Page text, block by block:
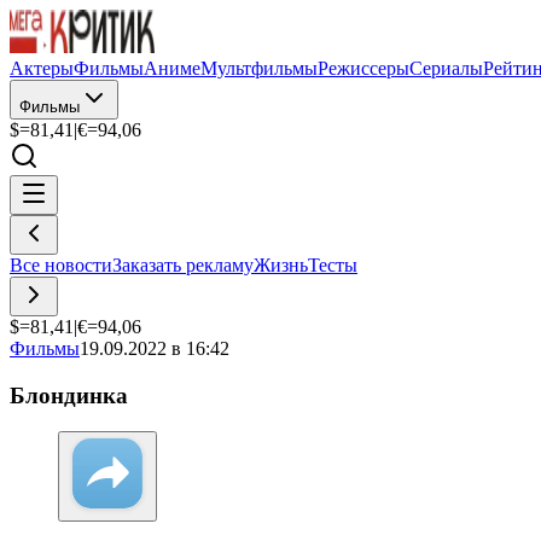
АктерыФильмыАнимеМультфильмыРежиссерыСериалы
Фильмы
$=81,41 |€=94,06
Все новостиЗаказать рекламуЖизньТесты
$=81,41 |€=94,06
Фильмы19.09.2022 в 16:42
Блондинка